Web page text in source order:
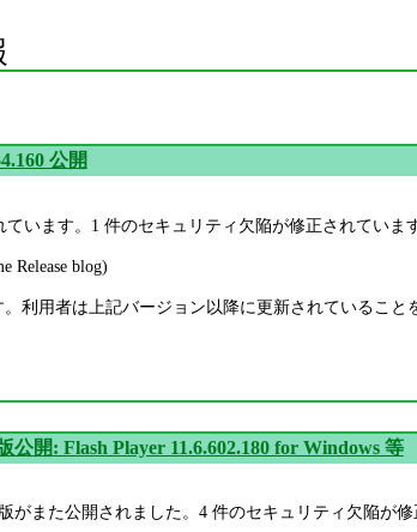
公開
ています。1 件のセキュリティ欠陥が修正されています
Release blog)
利用者は上記バージョン以降に更新されていること
公開: Flash Player 11.6.602.180 for Windows 等
がまた公開されました。4 件のセキュリティ欠陥が修